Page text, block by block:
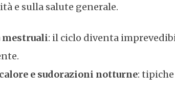
e sulla salute generale.
: il ciclo diventa
e sudorazioni notturne: